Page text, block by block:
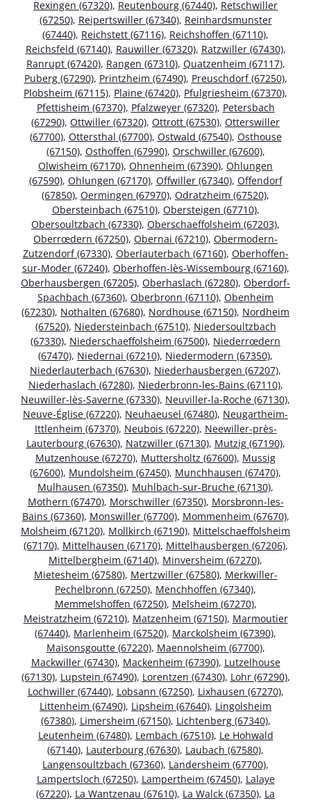
Rexingen (67320), Reutenbourg (67440), Retschwiller
(67250), Reipertswiller (67340), Reinhardsmunster
(67440), Reichstett (67116), Reichshoffen (67110),
Reichsfeld (67140), Rauwiller (67320), Ratzwiller (67430),
Ranrupt (67420), Rangen (67310), Quatzenheim (67117),
Puberg (67290), Printzheim (67490), Preuschdorf (67250),
Plobsheim (67115), Plaine (67420), Pfulgriesheim (67370),
Pfettisheim (67370), Pfalzweyer (67320), Petersbach
(67290), Ottwiller (67320), Ottrott (67530), Otterswiller
(67700), Ottersthal (67700), Ostwald (67540), Osthouse
(67150), Osthoffen (67990), Orschwiller (67600),
Olwisheim (67170), Ohnenheim (67390), Ohlungen
(67590), Ohlungen (67170), Offwiller (67340), Offendorf
(67850), Oermingen (67970), Odratzheim (67520),
Obersteinbach (67510), Obersteigen (67710),
Obersoultzbach (67330), Oberschaeffolsheim (67203),
Oberrœdern (67250), Obernai (67210), Obermodern-
Zutzendorf (67330), Oberlauterbach (67160), Oberhoffen-
sur-Moder (67240), Oberhoffen-lès-Wissembourg (67160),
Oberhausbergen (67205), Oberhaslach (67280), Oberdorf-
Spachbach (67360), Oberbronn (67110), Obenheim
(67230), Nothalten (67680), Nordhouse (67150), Nordheim
(67520), Niedersteinbach (67510), Niedersoultzbach
(67330), Niederschaeffolsheim (67500), Niederrœdern
(67470), Niedernai (67210), Niedermodern (67350),
Niederlauterbach (67630), Niederhausbergen (67207),
Niederhaslach (67280), Niederbronn-les-Bains (67110),
Neuwiller-lès-Saverne (67330), Neuviller-la-Roche (67130),
Neuve-Église (67220), Neuhaeusel (67480), Neugartheim-
Ittlenheim (67370), Neubois (67220), Neewiller-près-
Lauterbourg (67630), Natzwiller (67130), Mutzig (67190),
Mutzenhouse (67270), Muttersholtz (67600), Mussig
(67600), Mundolsheim (67450), Munchhausen (67470),
Mulhausen (67350), Muhlbach-sur-Bruche (67130),
Mothern (67470), Morschwiller (67350), Morsbronn-les-
Bains (67360), Monswiller (67700), Mommenheim (67670),
Molsheim (67120), Mollkirch (67190), Mittelschaeffolsheim
(67170), Mittelhausen (67170), Mittelhausbergen (67206),
Mittelbergheim (67140), Minversheim (67270),
Mietesheim (67580), Mertzwiller (67580), Merkwiller-
Pechelbronn (67250), Menchhoffen (67340),
Memmelshoffen (67250), Melsheim (67270),
Meistratzheim (67210), Matzenheim (67150), Marmoutier
(67440), Marlenheim (67520), Marckolsheim (67390),
Maisonsgoutte (67220), Maennolsheim (67700),
Mackwiller (67430), Mackenheim (67390), Lutzelhouse
(67130), Lupstein (67490), Lorentzen (67430), Lohr (67290),
Lochwiller (67440), Lobsann (67250), Lixhausen (67270),
Littenheim (67490), Lipsheim (67640), Lingolsheim
(67380), Limersheim (67150), Lichtenberg (67340),
Leutenheim (67480), Lembach (67510), Le Hohwald
(67140), Lauterbourg (67630), Laubach (67580),
Langensoultzbach (67360), Landersheim (67700),
Lampertsloch (67250), Lampertheim (67450), Lalaye
(67220), La Wantzenau (67610), La Walck (67350), La